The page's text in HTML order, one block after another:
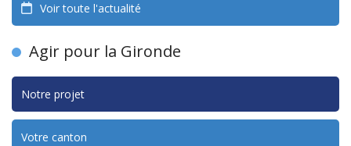
Voir toute l'actualité
Agir pour la Gironde
Notre projet
Votre canton